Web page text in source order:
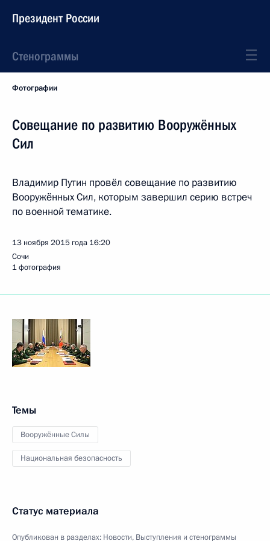
Президент России
Стенограммы
Фотографии
Совещание по развитию Вооружённых
Сил
Владимир Путин провёл совещание по развитию
Вооружённых Сил, которым завершил серию встреч
по военной тематике.
13 ноября 2015 года 16:20
Сочи
1 фотография
Темы
Вооружённые Силы
Национальная безопасность
Статус материала
Опубликован в разделах: Новости, Выступления и стенограммы